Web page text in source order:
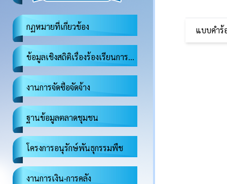
กฏหมายที่เกี่ยวข้อง
ข้อมูลเชิงสถิติเรื่องร้องเรียนการทุจริตและประพฤติมิชอบ
งานการจัดซื้อจัดจ้าง
ฐานข้อมูลตลาดชุมชน
โครงการอนุรักษ์พันธุกรรมพืช
งานการเงิน-การคลัง
แบบคำร้